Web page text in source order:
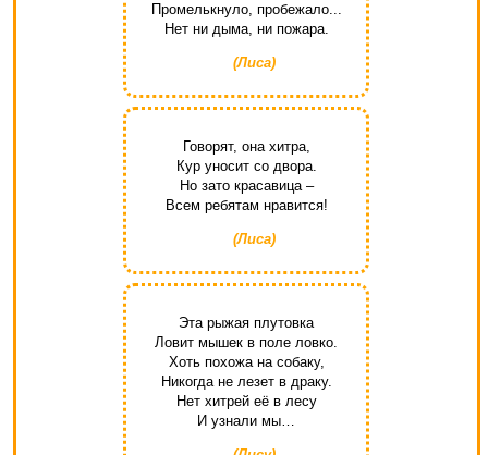
Промелькнуло, пробежало...
Нет ни дыма, ни пожара.
(Лиса)
Говорят, она хитра,
Кур уносит со двора.
Но зато красавица –
Всем ребятам нравится!
(Лиса)
Эта рыжая плутовка
Ловит мышек в поле ловко.
Хоть похожа на собаку,
Никогда не лезет в драку.
Нет хитрей её в лесу
И узнали мы…